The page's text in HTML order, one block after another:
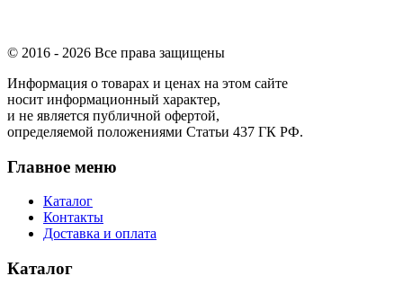
© 2016 - 2026 Все права защищены
Информация о товарах и ценах на этом сайте
носит информационный характер,
и не является публичной офертой,
определяемой положениями Статьи 437 ГК РФ.
Главное меню
Каталог
Контакты
Доставка и оплата
Каталог